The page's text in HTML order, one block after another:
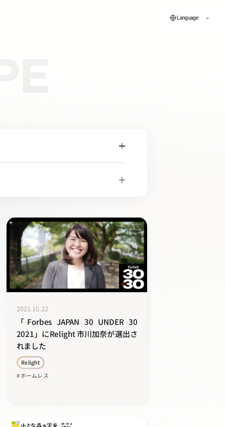
Language
2021.10.22
「Forbes JAPAN 30 UNDER 30
2021」にRelight 市川加奈が選出さ
れました
Relight
# ホームレス